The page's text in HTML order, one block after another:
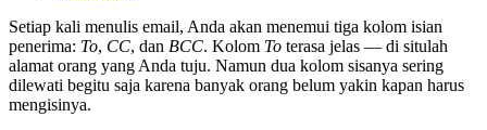
Setiap kali menulis email, Anda akan menemui tiga kolom isian
penerima: To, CC, dan BCC. Kolom To terasa jelas — di situlah
alamat orang yang Anda tuju. Namun dua kolom sisanya sering
dilewati begitu saja karena banyak orang belum yakin kapan harus
mengisinya.